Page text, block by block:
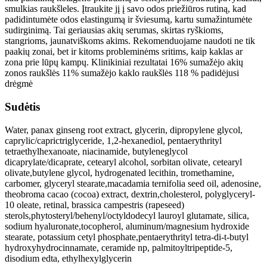
smulkias raukšleles. Įtraukite jį į savo odos priežiūros rutiną, kad
padidintumėte odos elastingumą ir šviesumą, kartu sumažintumėte
sudirginimą. Tai geriausias akių serumas, skirtas ryškioms,
stangrioms, jaunatviškoms akims. Rekomenduojame naudoti ne tik
paakių zonai, bet ir kitoms probleminėms sritims, kaip kaklas ar
zona prie lūpų kampų. Klinikiniai rezultatai 16% sumažėjo akių
zonos raukšlės 11% sumažėjo kaklo raukšlės 118 % padidėjusi
drėgmė
Sudėtis
Water, panax ginseng root extract, glycerin, dipropylene glycol,
caprylic/caprictriglyceride, 1,2-hexanediol, pentaerythrityl
tetraethylhexanoate, niacinamide, butyleneglycol
dicaprylate/dicaprate, cetearyl alcohol, sorbitan olivate, cetearyl
olivate,butylene glycol, hydrogenated lecithin, tromethamine,
carbomer, glyceryl stearate,macadamia ternifolia seed oil, adenosine,
theobroma cacao (cocoa) extract, dextrin,cholesterol, polyglyceryl-
10 oleate, retinal, brassica campestris (rapeseed)
sterols,phytosteryl/behenyl/octyldodecyl lauroyl glutamate, silica,
sodium hyaluronate,tocopherol, aluminum/magnesium hydroxide
stearate, potassium cetyl phosphate,pentaerythrityl tetra-di-t-butyl
hydroxyhydrocinnamate, ceramide np, palmitoyltripeptide-5,
disodium edta, ethylhexylglycerin